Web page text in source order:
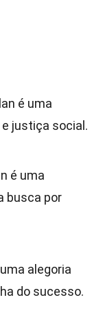
é uma
justiça social.
é uma
busca por
alegoria
do sucesso.